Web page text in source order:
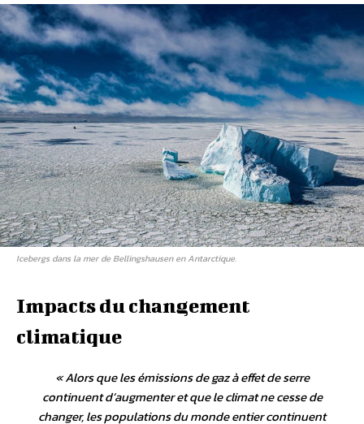
Icebergs dans la mer de Bellingshausen en Antarctique.
Impacts du changement
climatique
«Alors que les émissions de gaz à effet de serre
continuent d’augmenter et que le climat ne cesse de
changer, les populations du monde entier continuent